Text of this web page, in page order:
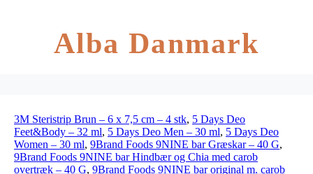
Alba Danmark
3M Steristrip Brun – 6 x 7,5 cm – 4 stk, 5 Days Deo
Feet&Body – 32 ml, 5 Days Deo Men – 30 ml, 5 Days Deo
Women – 30 ml, 9Brand Foods 9NINE bar Græskar – 40 G,
9Brand Foods 9NINE bar Hindbær og Chia med carob
overtræk – 40 G, 9Brand Foods 9NINE bar original m. carob